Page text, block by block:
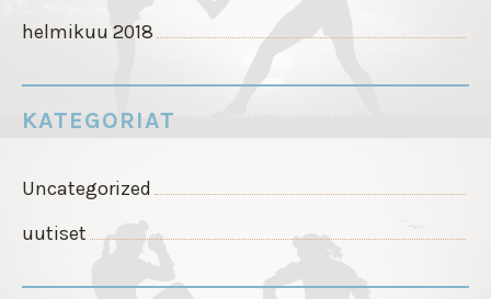
helmikuu 2018
KATEGORIAT
Uncategorized
uutiset